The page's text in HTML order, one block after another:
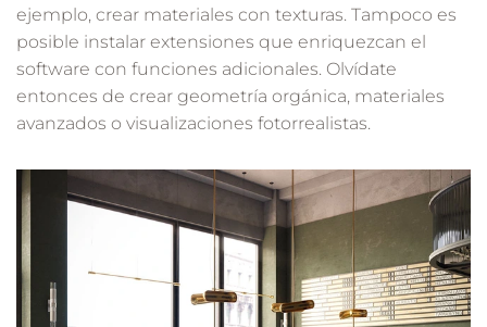
ejemplo, crear materiales con texturas. Tampoco es
posible instalar extensiones que enriquezcan el
software con funciones adicionales. Olvídate
entonces de crear geometría orgánica, materiales
avanzados o visualizaciones fotorrealistas.